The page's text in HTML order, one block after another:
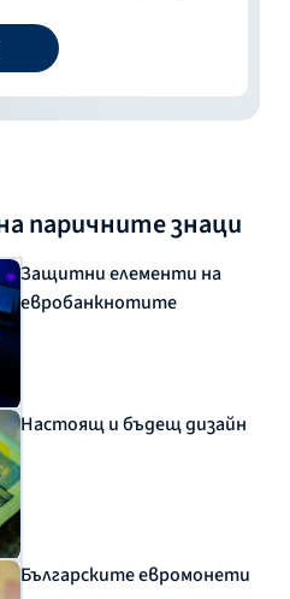
паричните знаци
Защитни елементи на
евробанкнотите
Настоящ и бъдещ дизайн
Българските евромонети